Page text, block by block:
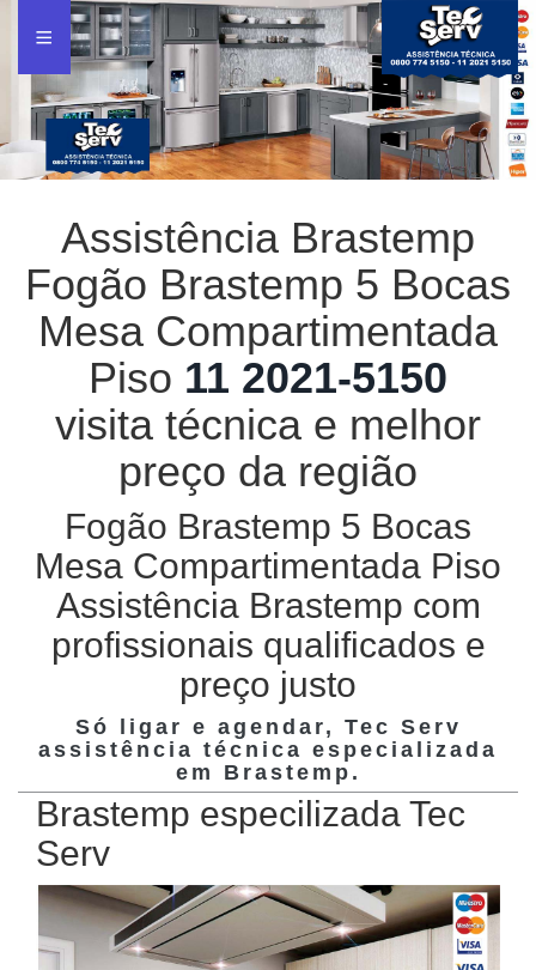
Assistência Brastemp
Fogão Brastemp 5 Bocas
Mesa Compartimentada
Piso 11 2021-5150
visita técnica e melhor
preço da região
Fogão Brastemp 5 Bocas
Mesa Compartimentada Piso
Assistência Brastemp com
profissionais qualificados e
preço justo
Só ligar e agendar, Tec Serv
assistência técnica especializada
em Brastemp .
Brastemp especilizada Tec
Serv